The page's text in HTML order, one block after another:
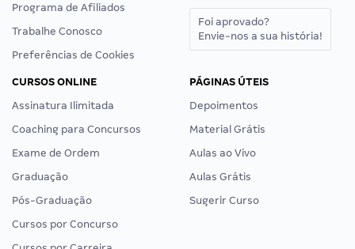
Programa de Afiliados
Trabalhe Conosco
Preferências de Cookies
Foi aprovado?
Envie-nos a sua história!
CURSOS ONLINE
Assinatura Ilimitada
Coaching para Concursos
Exame de Ordem
Graduação
Pós-Graduação
Cursos por Concurso
PÁGINAS ÚTEIS
Depoimentos
Material Grátis
Aulas ao Vivo
Aulas Grátis
Sugerir Curso